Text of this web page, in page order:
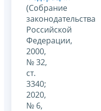
(Собрание
законодательства
Российской
Федерации,
2000,
№ 32,
ст.
3340;
2020,
№ 6,